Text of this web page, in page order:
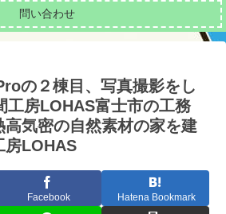
問い合わせ
の２棟目、写真撮影をし
工房LOHAS富士市の工務
高気密の自然素材の家を建
房LOHAS
Facebook Hatena Bookmark